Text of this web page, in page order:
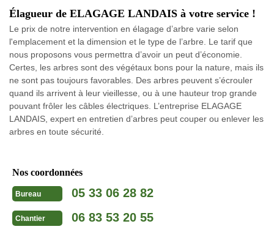
Élagueur de ELAGAGE LANDAIS à votre service !
Le prix de notre intervention en élagage d’arbre varie selon
l'emplacement et la dimension et le type de l’arbre. Le tarif que
nous proposons vous permettra d’avoir un peut d’économie.
Certes, les arbres sont des végétaux bons pour la nature, mais ils
ne sont pas toujours favorables. Des arbres peuvent s’écrouler
quand ils arrivent à leur vieillesse, ou à une hauteur trop grande
pouvant frôler les câbles électriques. L’entreprise ELAGAGE
LANDAIS, expert en entretien d’arbres peut couper ou enlever les
arbres en toute sécurité.
Nos coordonnées
Bureau 05 33 06 28 82
Chantier 06 83 53 20 55